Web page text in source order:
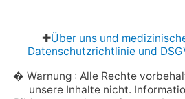
✚Über uns und
Datenschutzrichtlinie und
� Warnung : Alle Rechte
unsere Inhalte nicht.